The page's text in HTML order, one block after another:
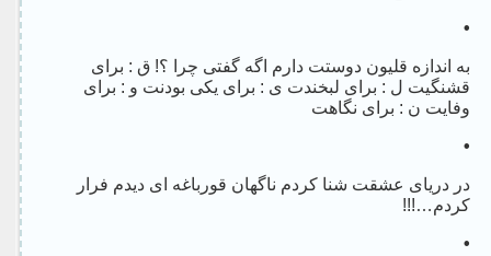
•
به اندازه قلیون دوستت دارم اگه گفتی چرا ؟! ق : برای
قشنگیت ل : برای لبخندت ی : برای یکی بودنت و : برای
وفایت ن : برای نگاهت
•
در دریای عشقت شنا کردم ناگهان قورباغه ای دیدم فرار
کردم…!!!
•